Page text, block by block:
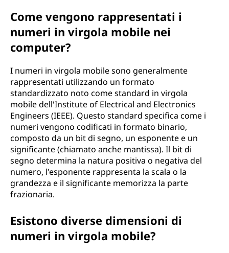
Come vengono rappresentati i
numeri in virgola mobile nei
computer?
I numeri in virgola mobile sono generalmente
rappresentati utilizzando un formato
standardizzato noto come standard in virgola
mobile dell'Institute of Electrical and Electronics
Engineers (IEEE). Questo standard specifica come i
numeri vengono codificati in formato binario,
composto da un bit di segno, un esponente e un
significante (chiamato anche mantissa). Il bit di
segno determina la natura positiva o negativa del
numero, l'esponente rappresenta la scala o la
grandezza e il significante memorizza la parte
frazionaria.
Esistono diverse dimensioni di
numeri in virgola mobile?